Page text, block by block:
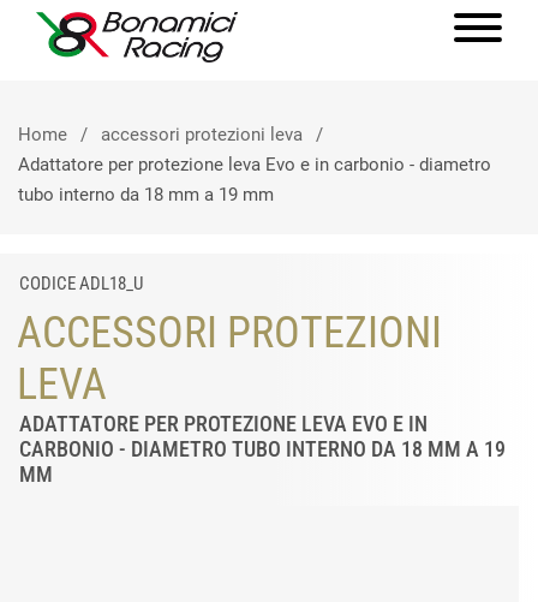
Home
accessori protezioni leva
Adattatore per protezione leva Evo e in carbonio - diametro
tubo interno da 18 mm a 19 mm
CODICE ADL18_U
ACCESSORI PROTEZIONI
LEVA
ADATTATORE PER PROTEZIONE LEVA EVO E IN
CARBONIO - DIAMETRO TUBO INTERNO DA 18 MM A 19
MM